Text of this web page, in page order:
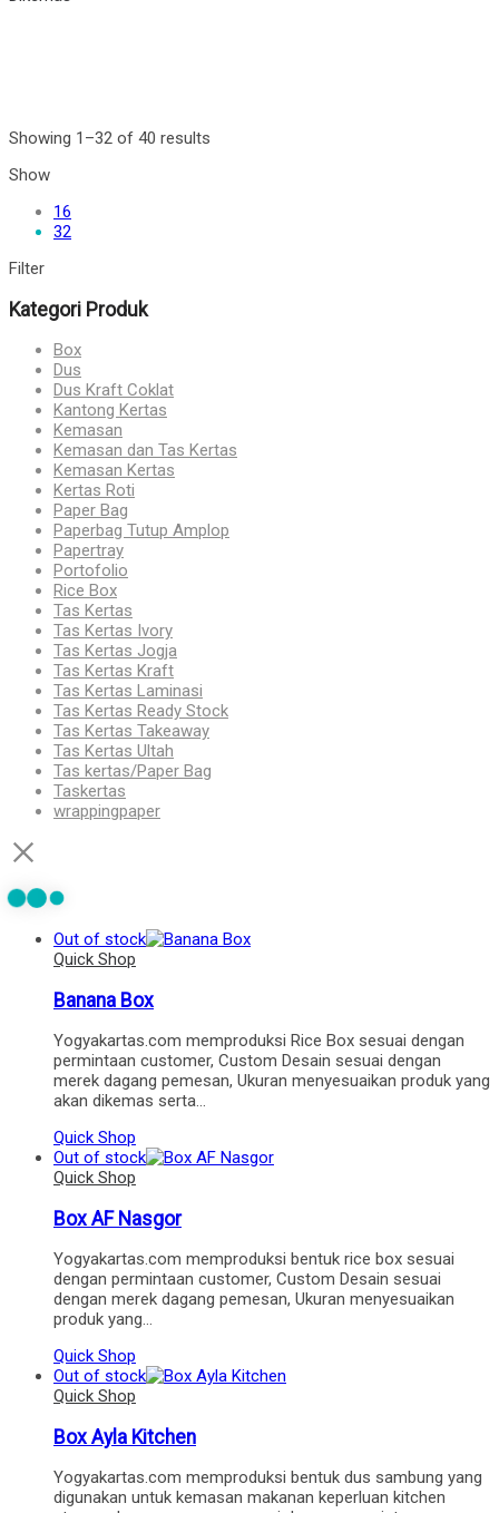
Showing 1–32 of 40 results
Show
16
32
Filter
Kategori Produk
Box
Dus
Dus Kraft Coklat
Kantong Kertas
Kemasan
Kemasan dan Tas Kertas
Kemasan Kertas
Kertas Roti
Paper Bag
Paperbag Tutup Amplop
Papertray
Portofolio
Rice Box
Tas Kertas
Tas Kertas Ivory
Tas Kertas Jogja
Tas Kertas Kraft
Tas Kertas Laminasi
Tas Kertas Ready Stock
Tas Kertas Takeaway
Tas Kertas Ultah
Tas kertas/Paper Bag
Taskertas
wrappingpaper
Out of stock
Quick Shop
Banana Box
Yogyakartas.com memproduksi Rice Box sesuai dengan
permintaan customer, Custom Desain sesuai dengan
merek dagang pemesan, Ukuran menyesuaikan produk yang
akan dikemas serta…
Quick Shop
Out of stock
Quick Shop
Box AF Nasgor
Yogyakartas.com memproduksi bentuk rice box sesuai
dengan permintaan customer, Custom Desain sesuai
dengan merek dagang pemesan, Ukuran menyesuaikan
produk yang…
Quick Shop
Out of stock
Quick Shop
Box Ayla Kitchen
Yogyakartas.com memproduksi bentuk dus sambung yang
digunakan untuk kemasan makanan keperluan kitchen